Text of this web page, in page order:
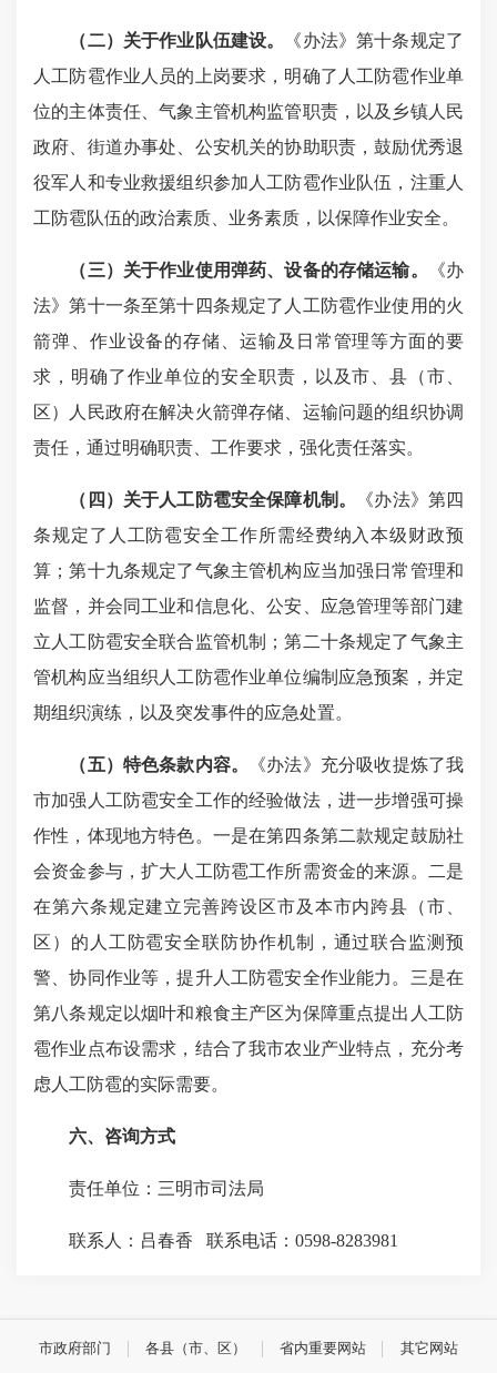
（二）关于作业队伍建设。
《办法》第十条规定了
人工防雹作业人员的上岗要求，明确了人工防雹作业单
位的主体责任、气象主管机构监管职责，以及乡镇人民
政府、街道办事处、公安机关的协助职责，鼓励优秀退
役军人和专业救援组织参加人工防雹作业队伍，注重人
工防雹队伍的政治素质、业务素质，以保障作业安全。
（三）关于作业使用弹药、设备的存储运输。
《办
法》第十一条至第十四条规定了人工防雹作业使用的火
箭弹、作业设备的存储、运输及日常管理等方面的要
求，明确了作业单位的安全职责，以及市、县（市、
区）人民政府在解决火箭弹存储、运输问题的组织协调
责任，通过明确职责、工作要求，强化责任落实。
（四）关于人工防雹安全保障机制。
《办法》第四
条规定了人工防雹安全工作所需经费纳入本级财政预
算；第十九条规定了气象主管机构应当加强日常管理和
监督，并会同工业和信息化、公安、应急管理等部门建
立人工防雹安全联合监管机制；第二十条规定了气象主
管机构应当组织人工防雹作业单位编制应急预案，并定
期组织演练，以及突发事件的应急处置。
（五）特色条款内容。
《办法》充分吸收提炼了我
市加强人工防雹安全工作的经验做法，进一步增强可操
作性，体现地方特色。一是在第四条第二款规定鼓励社
会资金参与，扩大人工 防雹工作所需资金的来源。二是
在第六条规定建立完善跨设区市及本市内跨县（市、
区）的人工防雹安全联防协作机制，通过联合监测预
警、协同作业等，提升人工防雹安全作业能力。三是在
第八条规定以烟叶和粮食主产区为保障重点提出人工防
雹作业点布设需求，结合了我市农业产业特点，充分考
虑人工防雹的实际需要。
六、咨询方式
责任单位：三明市司法局
联系人：吕春香 联系电话：0598-8283981
市政府部门 各县（市、区） 省内重要网站 其它网站